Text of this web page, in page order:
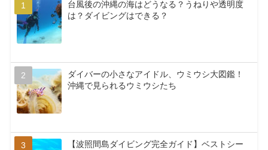
台風後の沖縄の海はどうなる？うねりや透明度
は？ダイビングはできる？
ダイバーの小さなアイドル、ウミウシ大図鑑！
沖縄で見られるウミウシたち
【波照間島ダイビング完全ガイド】ベストシー